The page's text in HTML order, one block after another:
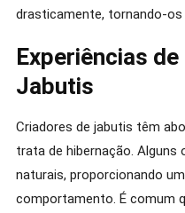
drasticamente, tornando-os
Experiências
Jabutis
Criadores de jabutis têm
trata de hibernação.
naturais, proporcionando
comportamento. É comum